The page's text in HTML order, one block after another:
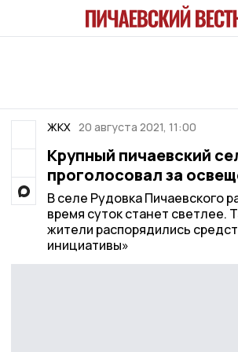
ЖКХ 20 августа 2021, 11:00
Крупный пичаевский
проголосовал за
В селе Рудовка Пичаевского
время суток станет светлее.
жители распорядились
инициативы»